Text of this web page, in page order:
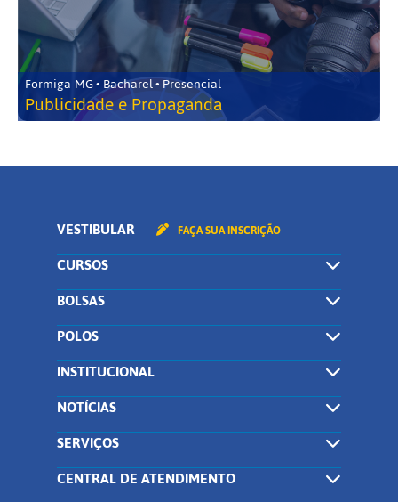
Formiga-MG • Bacharel • Presencial
Publicidade e Propaganda
VESTIBULAR FAÇA SUA INSCRIÇÃO
CURSOS
BOLSAS
POLOS
INSTITUCIONAL
NOTÍCIAS
SERVIÇOS
CENTRAL DE ATENDIMENTO